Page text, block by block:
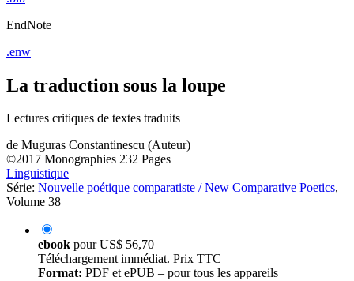
EndNote
.enw
La traduction sous la loupe
Lectures critiques de textes traduits
de Muguras Constantinescu (Auteur)
©2017 Monographies 232 Pages
Linguistique
Série: Nouvelle poétique comparatiste / New Comparative Poetics,
Volume 38
ebook pourUS$ 56,70
Téléchargement immédiat. Prix TTC
Format: PDF et ePUB – pour tous les appareils